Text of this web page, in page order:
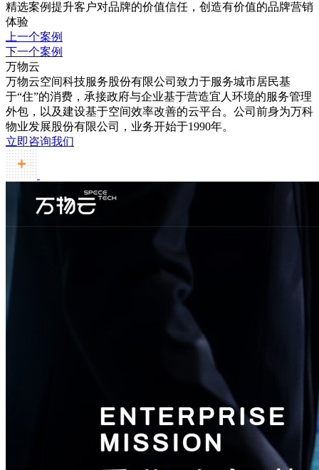
精选案例提升客户对品牌的价值信任，创造有价值的品牌营销
体验
上一个案例
下一个案例
万物云
万物云空间科技服务股份有限公司致力于服务城市居民基
于“住”的消费，承接政府与企业基于营造宜人环境的服务管理
外包，以及建设基于空间效率改善的云平台。公司前身为万科
物业发展股份有限公司，业务开始于1990年。
立即咨询我们